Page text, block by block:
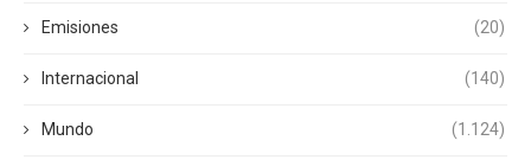
Emisiones (20)
Internacional (140)
Mundo (1.124)